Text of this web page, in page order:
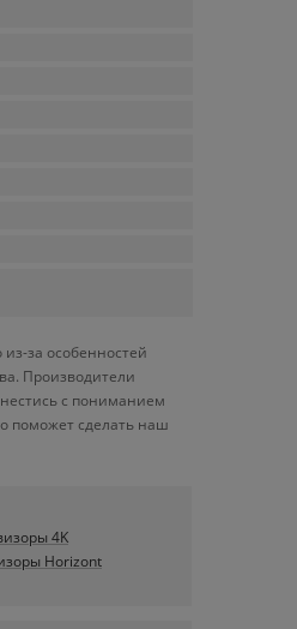
за особенностей
Производители
с пониманием
поможет сделать наш
4K
Horizont